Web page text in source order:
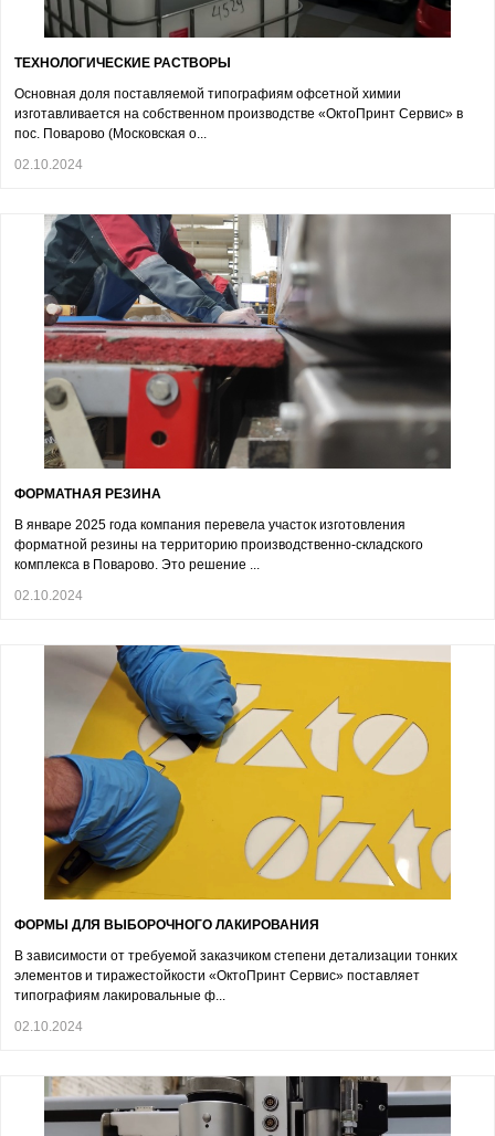
ТЕХНОЛОГИЧЕСКИЕ РАСТВОРЫ
Основная доля поставляемой типографиям офсетной химии
изготавливается на собственном производстве «ОктоПринт Сервис» в
пос. Поварово (Московская о...
02.10.2024
ФОРМАТНАЯ РЕЗИНА
В январе 2025 года компания перевела участок изготовления
форматной резины на территорию производственно-складского
комплекса в Поварово. Это решение ...
02.10.2024
ФОРМЫ ДЛЯ ВЫБОРОЧНОГО ЛАКИРОВАНИЯ
В зависимости от требуемой заказчиком степени детализации тонких
элементов и тиражестойкости «ОктоПринт Сервис» поставляет
типографиям лакировальные ф...
02.10.2024